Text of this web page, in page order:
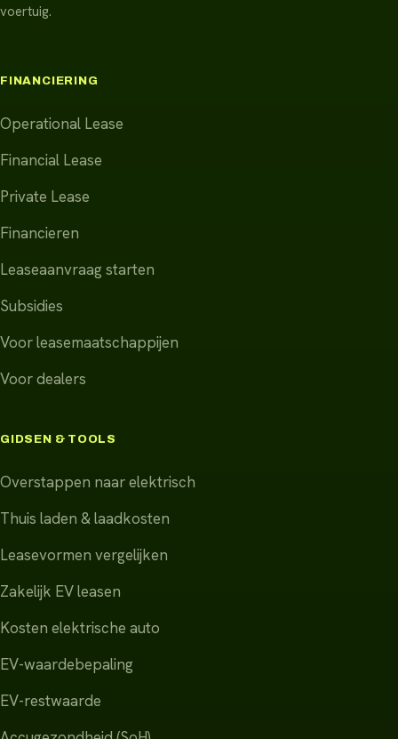
voertuig.
FINANCIERING
Operational Lease
Financial Lease
Private Lease
Financieren
Leaseaanvraag starten
Subsidies
Voor leasemaatschappijen
Voor dealers
GIDSEN & TOOLS
Overstappen naar elektrisch
Thuis laden & laadkosten
Leasevormen vergelijken
Zakelijk EV leasen
Kosten elektrische auto
EV-waardebepaling
EV-restwaarde